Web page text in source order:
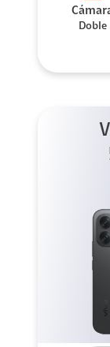
Doble